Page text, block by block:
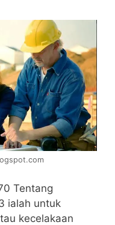
Tentang
ialah untuk
kecelakaan